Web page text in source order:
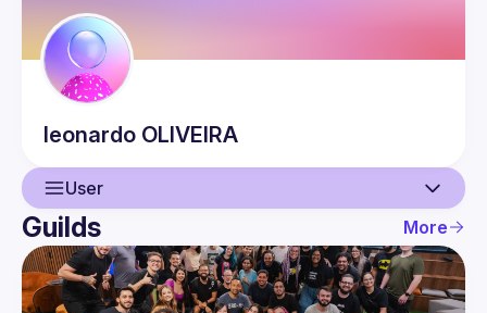
leonardo OLIVEIRA
User
User
Events
Guilds More